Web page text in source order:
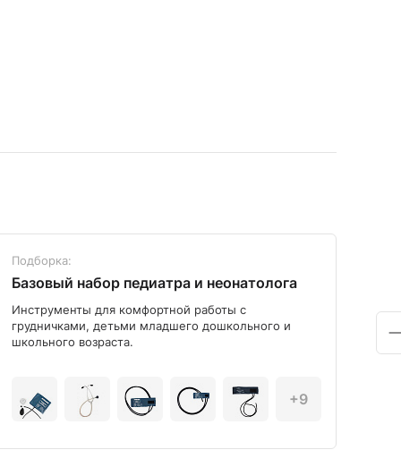
Подборка:
Базовый набор педиатра и неонатолога
Инструменты для комфортной работы с
грудничками, детьми младшего дошкольного и
школьного возраста.
+9